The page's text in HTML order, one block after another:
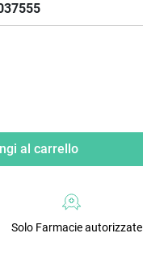
al carrello
Solo Farmacie autorizzate